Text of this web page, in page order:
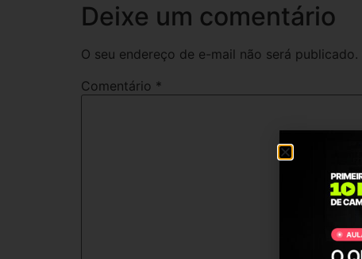
Deixe um comentário
O seu endereço de e-mail não será publicado.
Comentário *